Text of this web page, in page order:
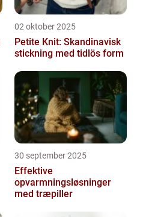
02 oktober 2025
Petite Knit: Skandinavisk
stickning med tidlös form
30 september 2025
Effektive
opvarmningsløsninger
med træpiller